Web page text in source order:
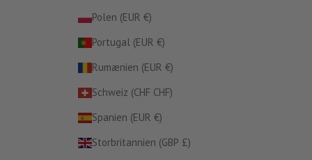
Polen (EUR €)
Portugal (EUR €)
Rumænien (EUR €)
Schweiz (CHF CHF)
Spanien (EUR €)
Storbritannien (GBP £)